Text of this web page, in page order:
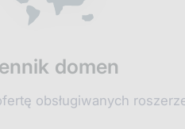
domen
obsługiwanych